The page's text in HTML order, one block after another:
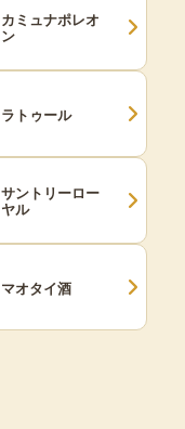
カミュナポレオ
ン
ラトゥール
サントリーロー
ヤル
マオタイ酒